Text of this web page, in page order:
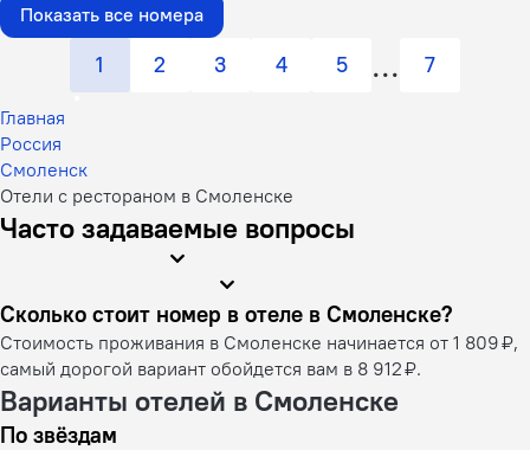
Показать все номера
1 2 3 4 5 7
Главная
Россия
Смоленск
Отели с рестораном в Смоленске
Часто задаваемые вопросы
Сколько стоит номер в отеле в Смоленске?
Стоимость проживания в Смоленске начинается от 1 809 ₽,
самый дорогой вариант обойдется вам в 8 912 ₽.
Варианты отелей в Смоленске
По звёздам